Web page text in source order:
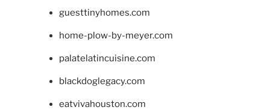
guesttinyhomes.com
home-plow-by-meyer.com
palatelatincuisine.com
blackdoglegacy.com
eatvivahouston.com